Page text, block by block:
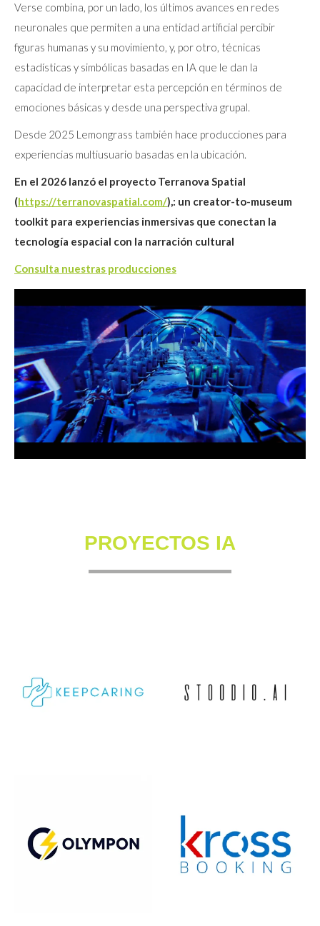
Verse combina, por un lado, los últimos avances en redes
neuronales que permiten a una entidad artificial percibir
figuras humanas y su movimiento, y, por otro, técnicas
estadísticas y simbólicas basadas en IA que le dan la
capacidad de interpretar esta percepción en términos de
emociones básicas y desde una perspectiva grupal.
Desde 2025 Lemongrass también hace producciones para
experiencias multiusuario basadas en la ubicación.
En el 2026 lanzó el proyecto Terranova Spatial
(https://terranovaspatial.com/),: un creator-to-museum
toolkit para experiencias inmersivas que conectan la
tecnología espacial con la narración cultural
Consulta nuestras producciones
PROYECTOS IA